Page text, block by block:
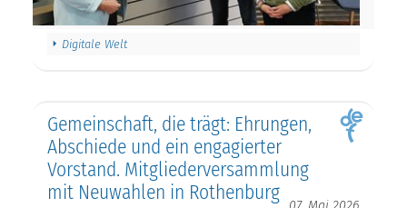
Digitale Welt
Gemeinschaft, die trägt: Ehrungen,
Abschiede und ein engagierter
Vorstand. Mitgliederversammlung
mit Neuwahlen in Rothenburg